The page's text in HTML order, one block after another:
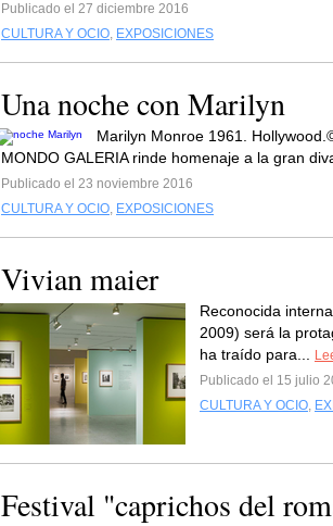
Publicado el 27 diciembre 2016
CULTURA Y OCIO, EXPOSICIONES
Una noche con Marilyn
Marilyn Monroe 1961.
MONDO GALERIA rinde homenaje a la gran
Publicado el 23 noviembre 2016
CULTURA Y OCIO, EXPOSICIONES
Vivian maier
Reconocida
2009) será la
ha traído para...
Publicado el 15 julio
CULTURA Y OCIO,
Festival "caprichos del